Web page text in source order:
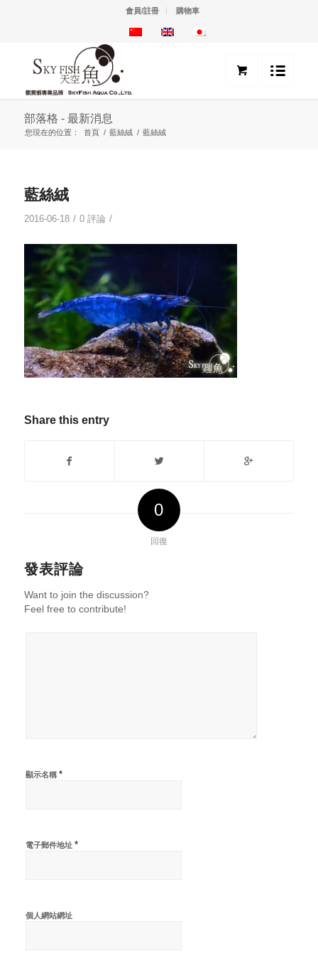
會員/註冊 購物車
部落格 - 最新消息
您現在的位置： 首頁 / 藍絲絨 / 藍絲絨
藍絲絨
2016-06-18 / 0 評論 /
Share this entry
0
回復
發表評論
Want to join the discussion?
Feel free to contribute!
顯示名稱 *
電子郵件地址 *
個人網站網址